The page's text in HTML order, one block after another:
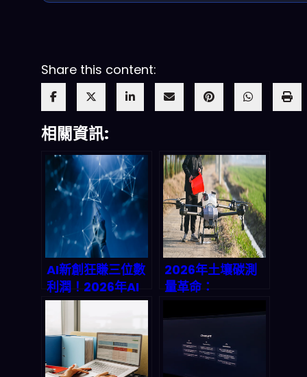
Share this content:
相關資訊:
AI新創狂賺三位數
利潤！2026年AI
商業模式全拆解：
訂閱×企業×API三
引擎如何引爆兆美
元市場
2026年土壤碳測
量革命：
如何讓農地變身碳
金礦？